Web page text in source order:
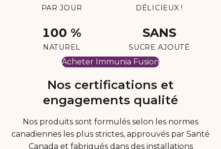
PAR JOUR DÉLICIEUX !
100 %
NATUREL
SANS
SUCRE AJOUTÉ
Acheter Immunia Fusion
Nos certifications et
engagements qualité
Nos produits sont formulés selon les normes
canadiennes les plus strictes, approuvés par Santé
Canada et fabriqués dans des installations